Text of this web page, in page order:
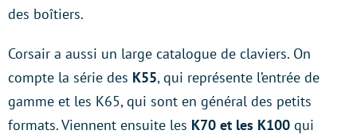
des boîtiers.
Corsair a aussi un large catalogue de claviers. On
compte la série des K55, qui représente l’entrée de
gamme et les K65, qui sont en général des petits
formats. Viennent ensuite les K70 et les K100 qui